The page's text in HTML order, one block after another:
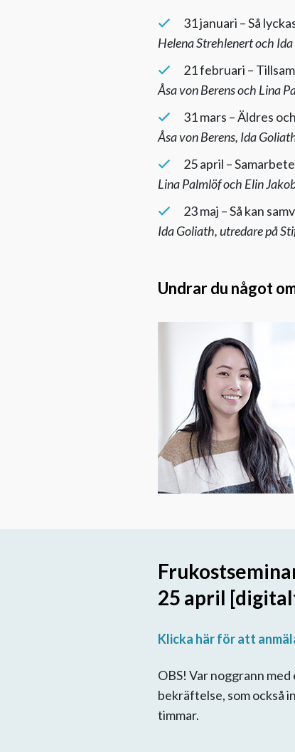
31 januari – Så
Helena Strehlenert och
21 februari –
Åsa von Berens och Lina
31 mars – Äldres
Åsa von Berens, Ida
25 april –
Lina Palmlöf och Elin
23 maj – Så kan
Ida Goliath, utredare på
Undrar du något
25 april
Klicka här för att
OBS! Var noggrann
bekräftelse, som också
timmar.